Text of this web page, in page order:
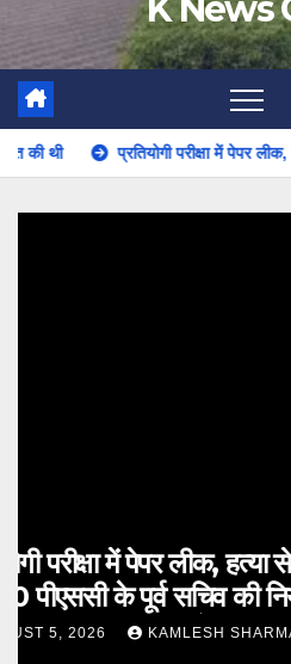
प्रतियोगी परीक्षा में पेपर लीक, हत्या से भी
अनुकंपा नियुक्ति
हालात के आधार पर तय की
AUGUST 5, 2026